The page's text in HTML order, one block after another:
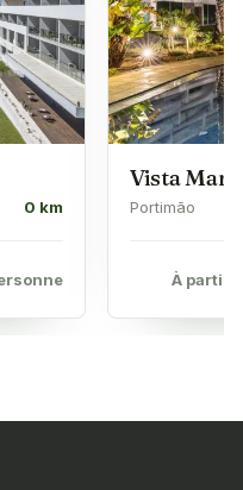
0 km
Vista
Portimão
À partir